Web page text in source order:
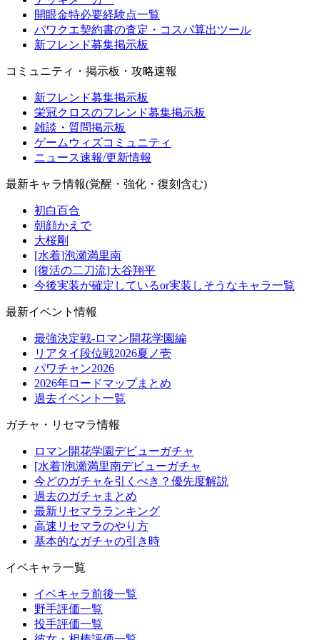
開眼金特必要経験点一覧
パワクエ契約書の査定・コスパ算出ツール
新フレンド募集掲示板
コミュニティ・掲示板・攻略速報
新フレンド募集掲示板
栄冠クロスのフレンド募集掲示板
雑談・質問掲示板
ゲームウィズコミュニティ
ニュース速報/更新情報
最新キャラ情報(覚醒・強化・復刻含む)
初白百合
朝顔かえで
大桜剛
[水着]泡瀬満里南
[復活の二刀流]大谷翔平
今後実装が確定しているor実装しそうなキャラ一覧
最新イベント情報
最強決定戦-ロマン開花学園編
リアタイ段位戦2026夏ノ壱
パワチャン2026
2026年ロードマップまとめ
過去イベント一覧
ガチャ・リセマラ情報
ロマン開花学園デビューガチャ
[水着]泡瀬満里南デビューガチャ
今どのガチャを引くべき？優先度解説
過去のガチャまとめ
最新リセマラランキング
高速リセマラのやり方
基本的なガチャの引き時
イベキャラ一覧
イベキャラ前後一覧
野手評価一覧
投手評価一覧